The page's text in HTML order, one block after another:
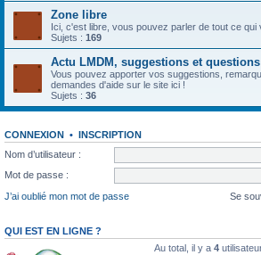
Zone libre
Ici, c'est libre, vous pouvez parler de tout ce qui
Sujets : 169
Actu LMDM, suggestions et questions
Vous pouvez apporter vos suggestions,
demandes d'aide sur le site ici !
Sujets : 36
CONNEXION • INSCRIPTION
Nom d’utilisateur :
Mot de passe :
J’ai oublié mon mot de passe
Se
QUI EST EN LIGNE ?
Au total, il y a 4